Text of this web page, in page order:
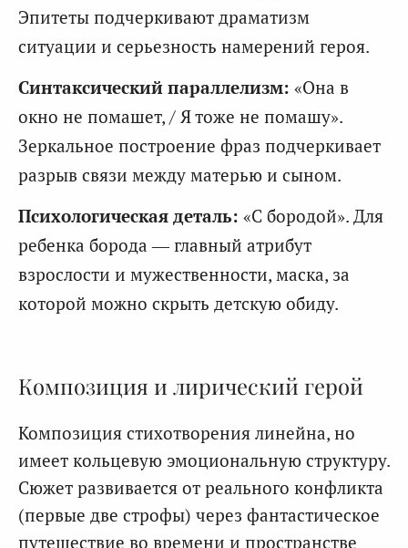
Эпитеты подчеркивают драматизм
ситуации и серьезность намерений героя.
Синтаксический параллелизм: «Она в
окно не помашет, / Я тоже не помашу».
Зеркальное построение фраз подчеркивает
разрыв связи между матерью и сыном.
Психологическая деталь: «С бородой». Для
ребенка борода — главный атрибут
взрослости и мужественности, маска, за
которой можно скрыть детскую обиду.
Композиция и лирический герой
Композиция стихотворения линейна, но
имеет кольцевую эмоциональную структуру.
Сюжет развивается от реального конфликта
(первые две строфы) через фантастическое
путешествие во времени и пространстве